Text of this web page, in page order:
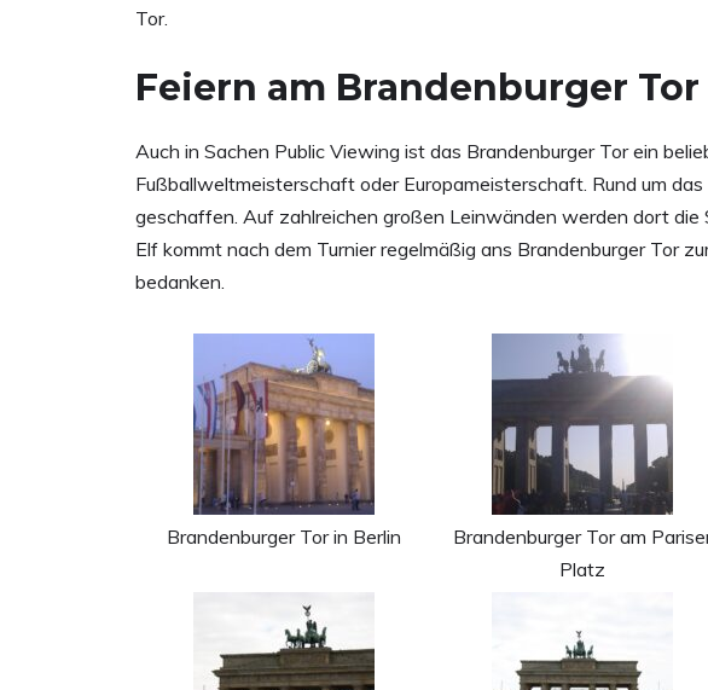
Tor.
Feiern am Brandenburger Tor
Auch in Sachen Public Viewing ist das Brandenburger Tor ein
Fußballweltmeisterschaft oder Europameisterschaft. Rund um
geschaffen. Auf zahlreichen großen Leinwänden werden dort die
Elf kommt nach dem Turnier regelmäßig ans Brandenburger Tor
bedanken.
Brandenburger Tor in Berlin
Brandenburger Tor am
Platz